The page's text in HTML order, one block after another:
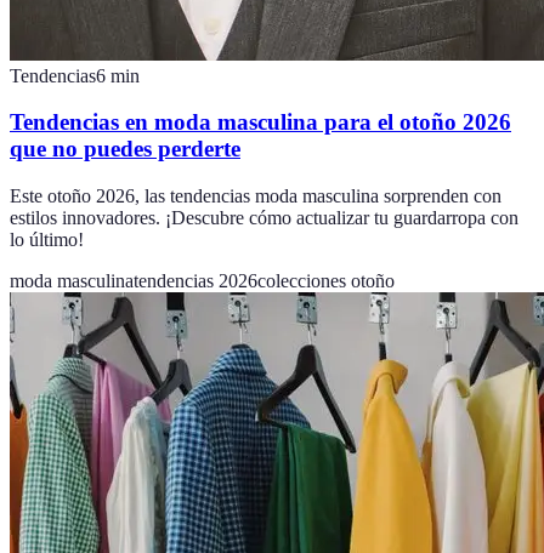
Tendencias6 min
Tendencias en moda masculina para el otoño 2026
que no puedes perderte
Este otoño 2026, las tendencias moda masculina sorprenden con
estilos innovadores. ¡Descubre cómo actualizar tu guardarropa con
lo último!
moda masculinatendencias 2026colecciones otoño